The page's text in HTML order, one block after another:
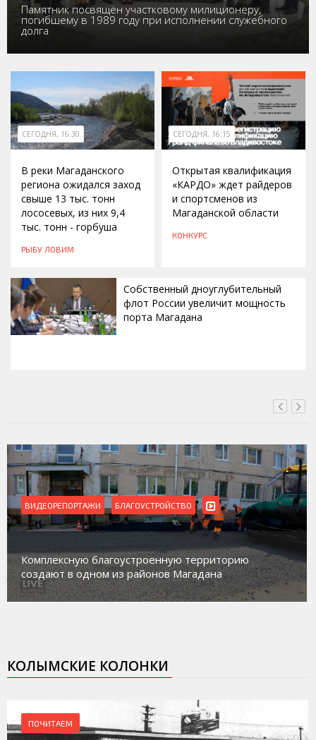
Памятник посвящён участковому милиционеру,
погибшему в 1989 году при исполнении служебного
долга
СЕГОДНЯ, 16:30
В реки Магаданского
региона ожидался заход
свыше 13 тыс. тонн
лососевых, из них 9,4
тыс. тонн - горбуша
РЫБУ ЛОВИМ
СЕГОДНЯ, 16:15
Открытая квалификация
«КАРДО» ждет райдеров
и спортсменов из
Магаданской области
КОНКУРС
Собственный дноуглубительный
флот России увеличит мощность
порта Магадана
ВИДЕОРЕПОРТАЖИ БЛАГОУСТРОЙСТВО
Комплексную благоустроенную территорию
создают в одном из районов Магадана
КОЛЫМСКИЕ КОЛОНКИ
ПОЧИТАЕМ